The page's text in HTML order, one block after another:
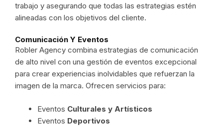
trabajo y asegurando que todas las estrategias estén
alineadas con los objetivos del cliente.
Comunicación Y Eventos
Robler Agency combina estrategias de comunicación
de alto nivel con una gestión de eventos excepcional
para crear experiencias inolvidables que refuerzan la
imagen de la marca. Ofrecen servicios para:
Eventos Culturales y Artísticos
Eventos Deportivos